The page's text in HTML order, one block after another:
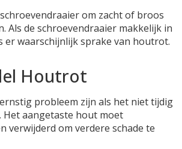
om zacht of broos
Als de schroevendraaier makkelijk in
er waarschijnlijk sprake van houtrot.
Houtrot
probleem zijn als het niet tijdig
Het aangetaste hout moet
verwijderd om verdere schade te